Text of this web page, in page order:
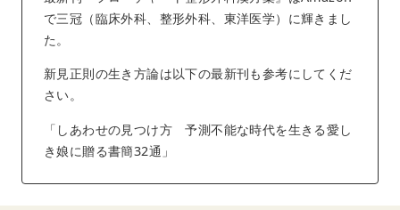
で三冠（臨床外科、整形外科、東洋医学）に輝きまし
た。
新見正則の生き方論は以下の最新刊も参考にしてくだ
さい。
「しあわせの見つけ方 予測不能な時代を生きる愛し
き娘に贈る書簡32通」